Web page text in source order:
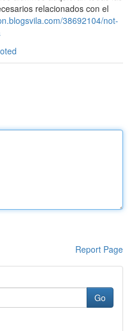
relacionados con el
38692104/not-
Report Page
Go